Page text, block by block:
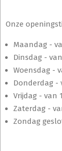
Onze
Maandag -
Dinsdag -
Woensdag -
Donderdag -
Vrijdag - van
Zaterdag -
Zondag